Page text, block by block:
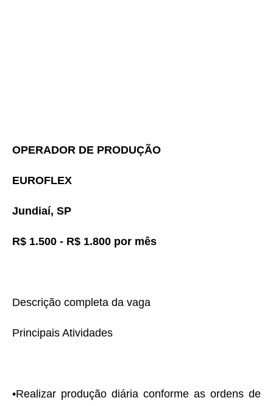
OPERADOR DE PRODUÇÃO
EUROFLEX
Jundiaí, SP
R$ 1.500 - R$ 1.800 por mês
Descrição completa da vaga
Principais Atividades
•Realizar produção diária conforme as ordens de